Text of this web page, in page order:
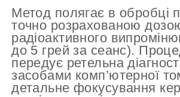
Метод полягає в обробці
точно розрахованою
радіоактивного
до 5 грей за сеанс).
передує ретельна
засобами комп’ютерної
детальне фокусування